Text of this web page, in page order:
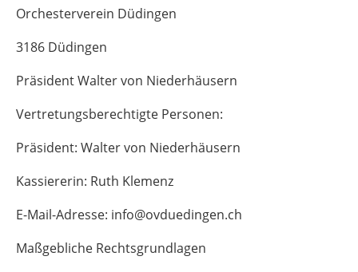
Orchesterverein Düdingen
3186 Düdingen
Präsident Walter von Niederhäusern
Vertretungsberechtigte Personen:
Präsident: Walter von Niederhäusern
Kassiererin: Ruth Klemenz
E-Mail-Adresse: info@ovduedingen.ch
Maßgebliche Rechtsgrundlagen